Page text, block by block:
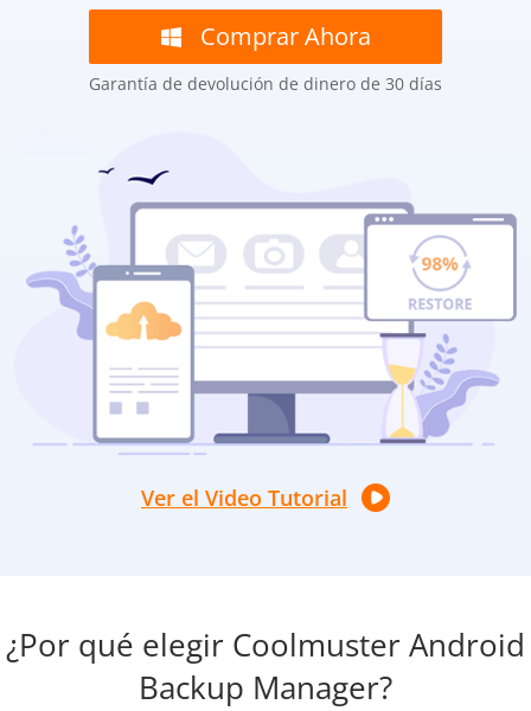
Comprar Ahora
Garantía de devolución de dinero de 30 días
Ver el Video Tutorial
¿Por qué elegir Coolmuster Android
Backup Manager?